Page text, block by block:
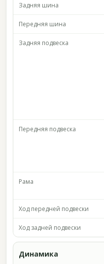
Задняя шина
Передняя шина
Задняя подвеска
Передняя подвеска
Рама
Ход передней подвески
Ход задней подвески
Динамика